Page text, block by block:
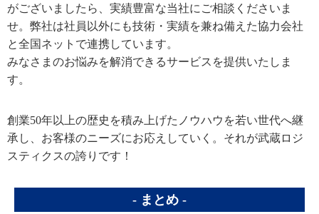
がございましたら、実績豊富な当社にご相談くださいま
せ。弊社は社員以外にも技術・実績を兼ね備えた協力会社
と全国ネットで連携しています。
みなさまのお悩みを解消できるサービスを提供いたしま
す。
創業50年以上の歴史を積み上げたノウハウを若い世代へ継
承し、お客様のニーズにお応えしていく。それが武蔵ロジ
スティクスの誇りです！
まとめ